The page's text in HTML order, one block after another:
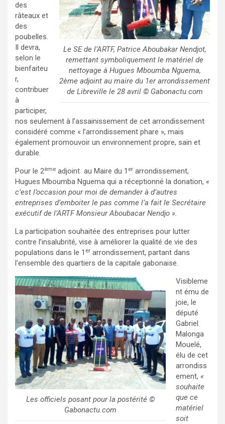
Le SE de l’ARTF, Patrice Aboubakar Nendjot,
remettant symboliquement le matériel de
nettoyage à Hugues Mboumba Nguema,
2ème adjoint au maire du 1er arrondissement
de Libreville le 28 avril © Gabonactu.com
des
râteaux et
des
poubelles.
Il devra,
selon le
bienfaiteu
r,
contribuer
à
participer,
nos seulement à l’assainissement de cet arrondissement
considéré comme « l’arrondissement phare », mais
également promouvoir un environnement propre, sain et
durable.
Pour le 2ème adjoint au Maire du 1 er arrondissement,
Hugues Mboumba Nguema qui a réceptionné la donation, «
c’est l’occasion pour moi de demander à d’autres
entreprises d’emboiter le pas comme l’a fait le Secrétaire
exécutif de l’ARTF Monsieur Aboubacar Nendjo ».
La participation souhaitée des entreprises pour lutter
contre l’insalubrité, vise à améliorer la qualité de vie des
populations dans le 1 er arrondissement, partant dans
l’ensemble des quartiers de la capitale gabonaise.
Les officiels posant pour la postérité ©
Gabonactu.com
Visibleme
nt ému de
joie, le
député
Gabriel
Malonga
Mouelé,
élu de cet
arrondiss
ement, «
souhaite
que ce
matériel
soit